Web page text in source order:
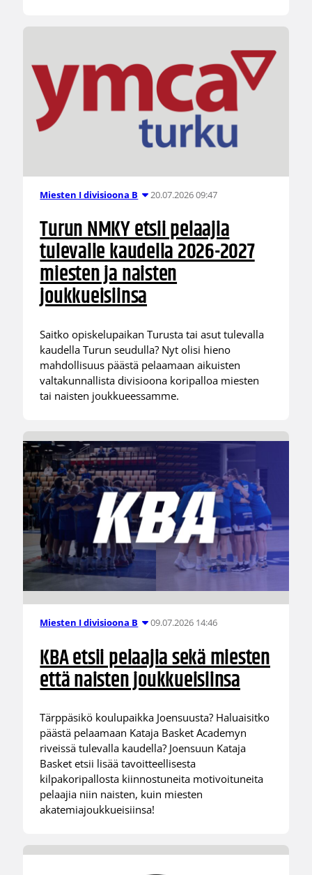
Miesten I divisioona B 20.07.2026 09:47
Turun NMKY etsii pelaajia
tulevalle kaudella 2026-2027
miesten ja naisten
joukkueisiinsa
Saitko opiskelupaikan Turusta tai asut tulevalla
kaudella Turun seudulla? Nyt olisi hieno
mahdollisuus päästä pelaamaan aikuisten
valtakunnallista divisioona koripalloa miesten
tai naisten joukkueessamme.
Miesten I divisioona B 09.07.2026 14:46
KBA etsii pelaajia sekä miesten
että naisten joukkueisiinsa
Tärppäsikö koulupaikka Joensuusta? Haluaisitko
päästä pelaamaan Kataja Basket Academyn
riveissä tulevalla kaudella? Joensuun Kataja
Basket etsii lisää tavoitteellisesta
kilpakoripallosta kiinnostuneita motivoituneita
pelaajia niin naisten, kuin miesten
akatemiajoukkueisiinsa!